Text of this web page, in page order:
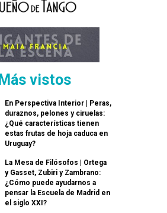
Más vistos
En Perspectiva Interior | Peras,
duraznos, pelones y ciruelas:
¿Qué características tienen
estas frutas de hoja caduca en
Uruguay?
La Mesa de Filósofos | Ortega
y Gasset, Zubiri y Zambrano:
¿Cómo puede ayudarnos a
pensar la Escuela de Madrid en
el siglo XXI?